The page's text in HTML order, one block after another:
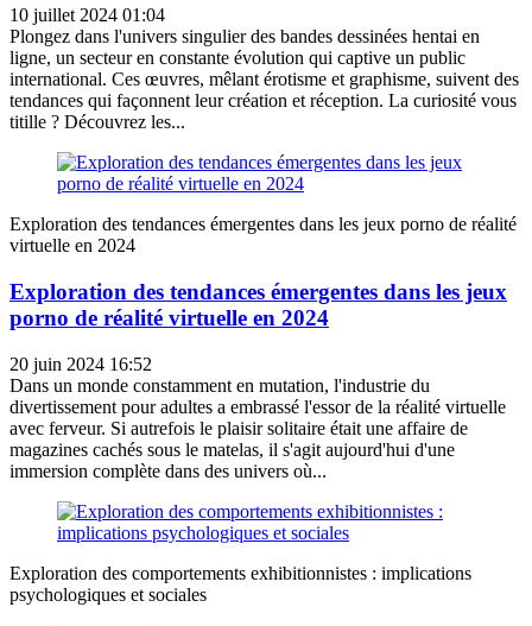
10 juillet 2024 01:04
Plongez dans l'univers singulier des bandes dessinées hentai en
ligne, un secteur en constante évolution qui captive un public
international. Ces œuvres, mêlant érotisme et graphisme, suivent des
tendances qui façonnent leur création et réception. La curiosité vous
titille ? Découvrez les...
Exploration des tendances émergentes dans les jeux porno de réalité
virtuelle en 2024
Exploration des tendances émergentes dans les jeux
porno de réalité virtuelle en 2024
20 juin 2024 16:52
Dans un monde constamment en mutation, l'industrie du
divertissement pour adultes a embrassé l'essor de la réalité virtuelle
avec ferveur. Si autrefois le plaisir solitaire était une affaire de
magazines cachés sous le matelas, il s'agit aujourd'hui d'une
immersion complète dans des univers où...
Exploration des comportements exhibitionnistes : implications
psychologiques et sociales